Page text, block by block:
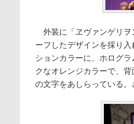
外装に「ヱヴァンゲリヲ
ーフしたデザインを採り
ションカラーに、ホログ
クなオレンジカラーで、
の文字をあしらっている。